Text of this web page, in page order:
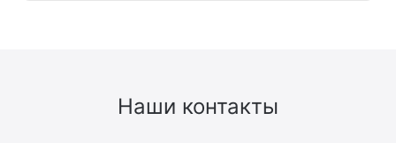
Наши контакты